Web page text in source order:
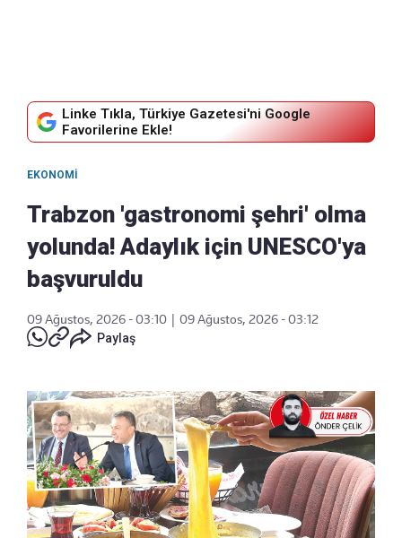
Linke Tıkla, Türkiye Gazetesi'ni Google
Favorilerine Ekle!
EKONOMI
Trabzon 'gastronomi şehri' olma
yolunda! Adaylık için UNESCO'ya
başvuruldu
09 Ağustos, 2026 - 03:10
09 Ağustos, 2026 - 03:12
Paylaş